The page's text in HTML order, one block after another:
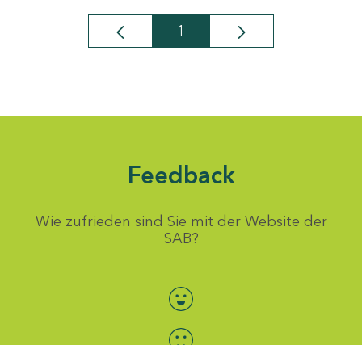
Seite
1
Feedback
Wie zufrieden sind Sie mit der Website der
SAB?
Bewertung auswählen